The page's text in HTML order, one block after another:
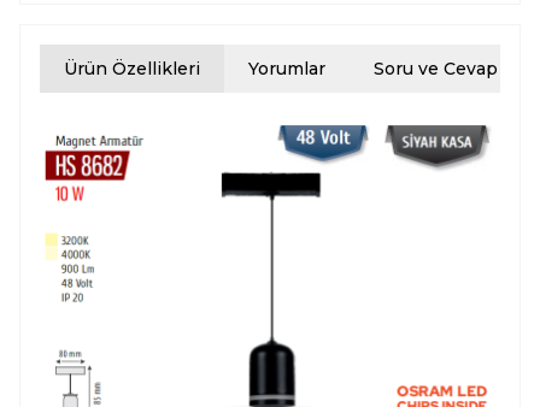
Ürün Özellikleri Yorumlar Soru ve Cevap
Magnet Ray
Armatür, 48
Volt ve 10W
gücüyle
Lumen ışık